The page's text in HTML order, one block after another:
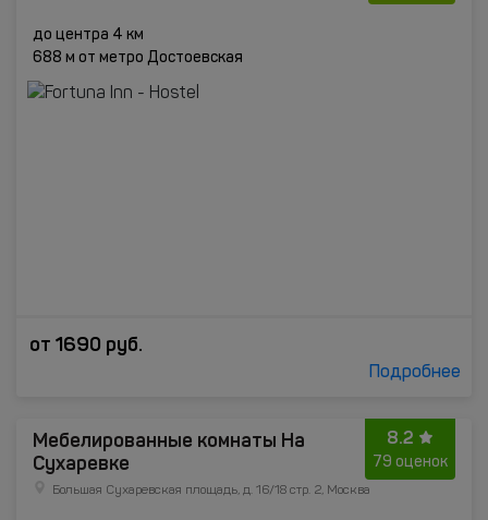
до центра 4 км
688 м от метро Достоевская
от 1690 руб.
Подробнее
8.2
79 оценок
Мебелированные комнаты На
Сухаревке
Большая Сухаревская площадь, д. 16/18 стр. 2, Москва